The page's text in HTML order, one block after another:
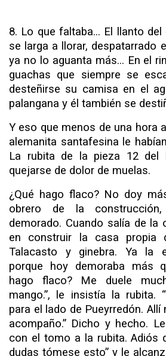
8. Lo que faltaba... El llanto del
se larga a llorar, despatarrado
ya no lo aguanta más... En el
guachas que siem­pre se
desteñirse su camisa en el
palangana y él también se
Y eso que menos de una hora
alema­nita santafesina le
La rubita de la pieza 12 del
quejarse de dolor de muelas.
¿Qué hago flaco? No doy
obrero de la construcción,
demorado. Cuando salía de la
en construir la casa propia
Talacasto y ginebra. Ya la
porque hoy demoraba más
hago flaco? Me duele
mango.”, le insistía la rubita.
para el lado de Pueyrredón. Allí
acompaño.” Dicho y hecho.
con el tomo a la rubita. Adiós
dudas tómese esto” y le